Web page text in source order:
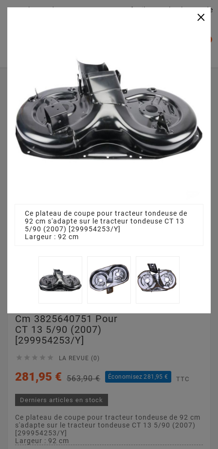
Plateaudecoupe.com : Trouver facilement le plateau de
Accueil
Plateau de coupe
Plateau de coupe 92 cm 3825640751 pour CT 13 5/90
(2007) [299954253/Y]
Cm 3825640751 Pour
CT 13 5/90 (2007)
[299954253/Y]
     LA REVUE (0)
281,95 € 563,90 € Économisez 281,95 € TTC
Derniers articles en stock
Ce plateau de coupe pour tracteur tondeuse de 92 cm
s'adapte sur le tracteur tondeuse CT 13 5/90 (2007)
[299954253/Y]
Largeur : 92 cm
×
Ce plateau de coupe pour tracteur tondeuse de
92 cm s'adapte sur le tracteur tondeuse CT 13
5/90 (2007) [299954253/Y]
Largeur : 92 cm